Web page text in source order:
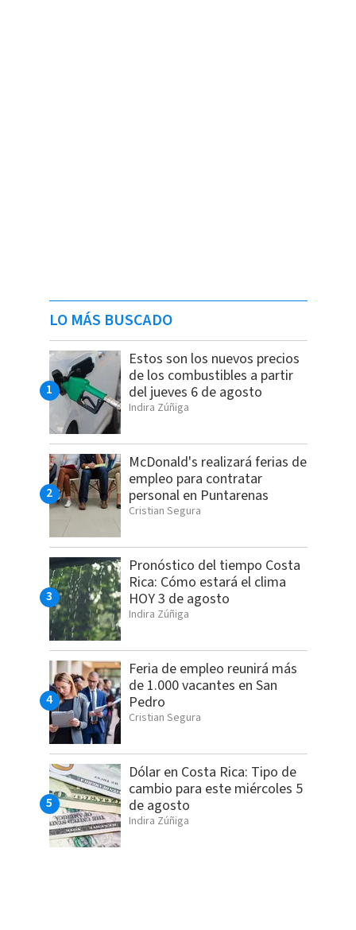
LO MÁS BUSCADO
Estos son los nuevos precios
de los combustibles a partir
del jueves 6 de agosto
Indira Zúñiga
McDonald's realizará ferias de
empleo para contratar
personal en Puntarenas
Cristian Segura
Pronóstico del tiempo Costa
Rica: Cómo estará el clima
HOY 3 de agosto
Indira Zúñiga
Feria de empleo reunirá más
de 1.000 vacantes en San
Pedro
Cristian Segura
Dólar en Costa Rica: Tipo de
cambio para este miércoles 5
de agosto
Indira Zúñiga